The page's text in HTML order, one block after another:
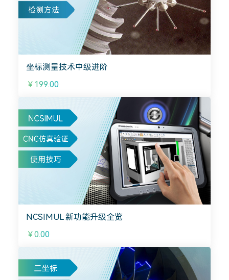
坐标测量技术中级进阶
￥199.00
NCSIMUL 新功能升级全览
￥0.00